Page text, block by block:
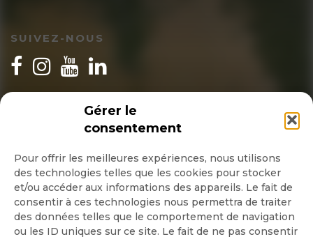
Gérer le
consentement
Pour offrir les meilleures expériences, nous utilisons
des technologies telles que les cookies pour stocker
et/ou accéder aux informations des appareils. Le fait de
consentir à ces technologies nous permettra de traiter
des données telles que le comportement de navigation
ou les ID uniques sur ce site. Le fait de ne pas consentir
SUIVEZ-NOUS
INSCRIPTION NEWSLETTER
Quotidienne
Hebdo